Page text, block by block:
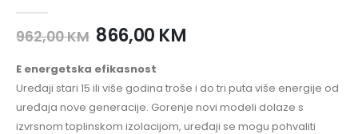
962,00KM 866,00 KM
E energetska efikasnost
Uređaji stari 15 ili više godina troše i do tri puta više energije od
uređaja nove generacije. Gorenje novi modeli dolaze s
izvrsnom toplinskom izolacijom, uređaji se mogu pohvaliti